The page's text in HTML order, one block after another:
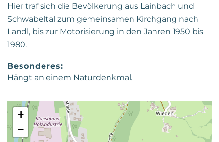
Hier traf sich die Bevölkerung aus Lainbach und
Schwabeltal zum gemeinsamen Kirchgang nach
Landl, bis zur Motorisierung in den Jahren 1950 bis
1980.
Besonderes:
Hängt an einem Naturdenkmal.
+
−